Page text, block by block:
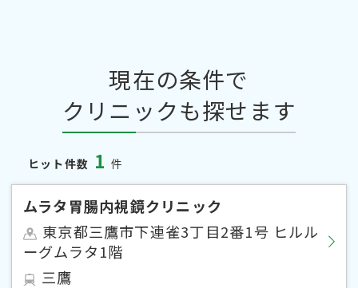
現在の条件で
クリニックも探せます
ヒット件数 1 件
ムラタ胃腸内視鏡クリニック
東京都三鷹市下連雀3丁目2番1号 ヒルル
ーグムラタ1階
三鷹